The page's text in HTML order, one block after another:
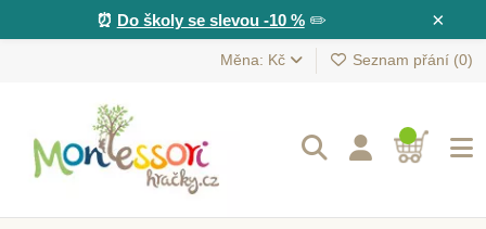
×
⏰ Do školy se slevou -10 %✏️
Měna: Kč Seznam přání (0)